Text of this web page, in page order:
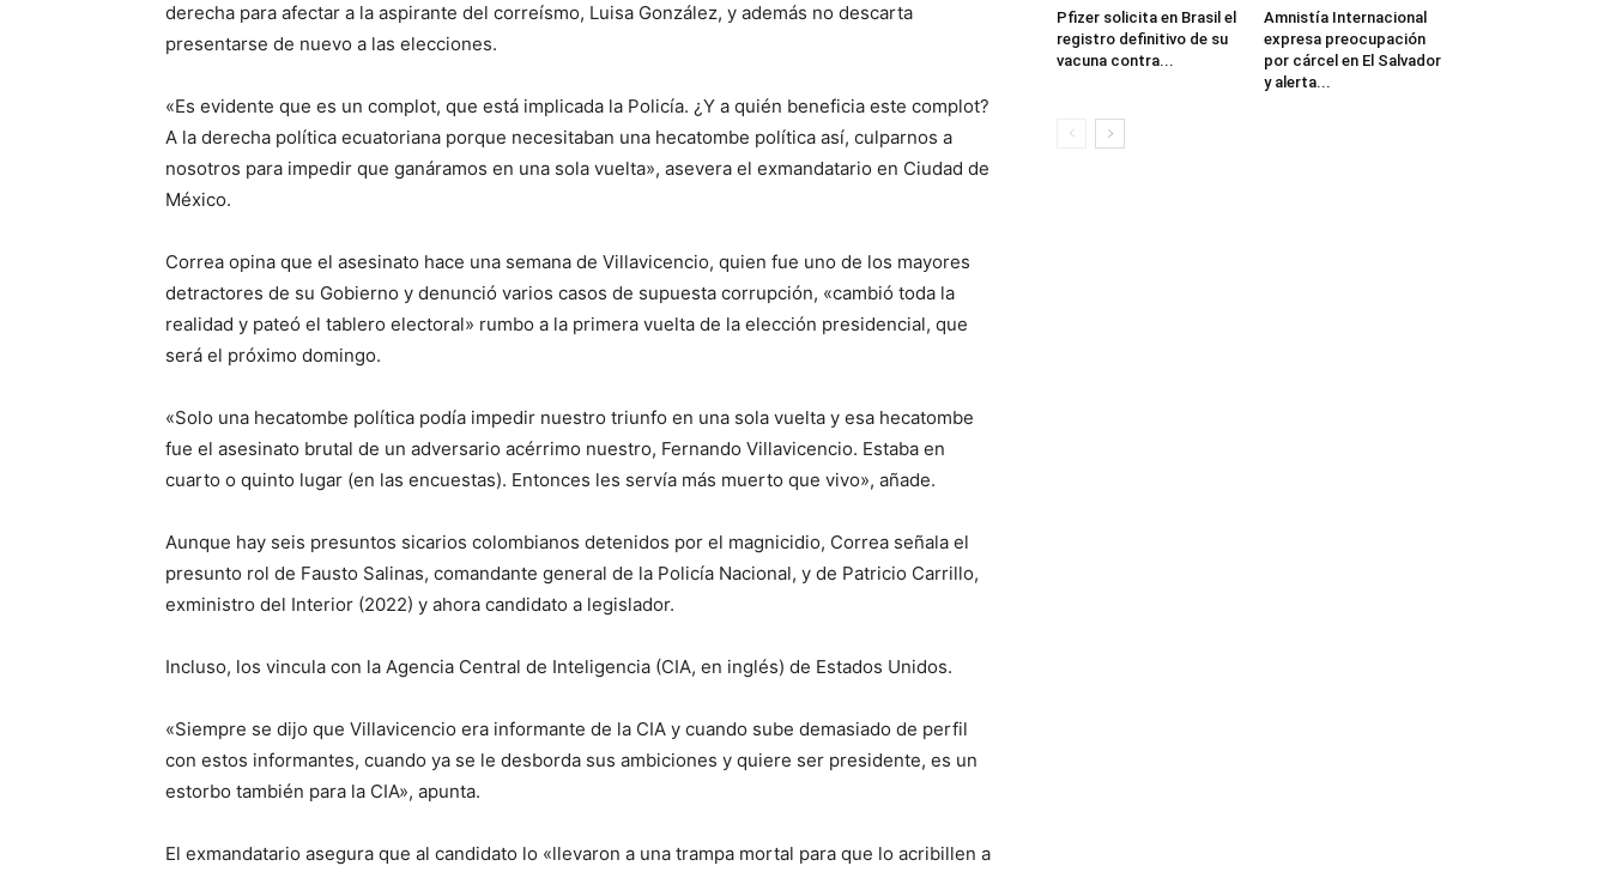
derecha para afectar a la aspirante del correísmo, Luisa González, y además no descarta
presentarse de nuevo a las elecciones.
«Es evidente que es un complot, que está implicada la Policía. ¿Y a quién beneficia este complot?
A la derecha política ecuatoriana porque necesitaban una hecatombe política así, culparnos a
nosotros para impedir que ganáramos en una sola vuelta», asevera el exmandatario en Ciudad de
México.
Correa opina que el asesinato hace una semana de Villavicencio, quien fue uno de los mayores
detractores de su Gobierno y denunció varios casos de supuesta corrupción, «cambió toda la
realidad y pateó el tablero electoral» rumbo a la primera vuelta de la elección presidencial, que
será el próximo domingo.
«Solo una hecatombe política podía impedir nuestro triunfo en una sola vuelta y esa hecatombe
fue el asesinato brutal de un adversario acérrimo nuestro, Fernando Villavicencio. Estaba en
cuarto o quinto lugar (en las encuestas). Entonces les servía más muerto que vivo», añade.
Aunque hay seis presuntos sicarios colombianos detenidos por el magnicidio, Correa señala el
presunto rol de Fausto Salinas, comandante general de la Policía Nacional, y de Patricio Carrillo,
exministro del Interior (2022) y ahora candidato a legislador.
Incluso, los vincula con la Agencia Central de Inteligencia (CIA, en inglés) de Estados Unidos.
«Siempre se dijo que Villavicencio era informante de la CIA y cuando sube demasiado de perfil
con estos informantes, cuando ya se le desborda sus ambiciones y quiere ser presidente, es un
estorbo también para la CIA», apunta.
El exmandatario asegura que al candidato lo «llevaron a una trampa mortal para que lo acribillen a
Pfizer solicita en Brasil el
registro definitivo de su
vacuna contra...
Amnistía Internacional
expresa preocupación
por cárcel en El Salvador
y alerta...